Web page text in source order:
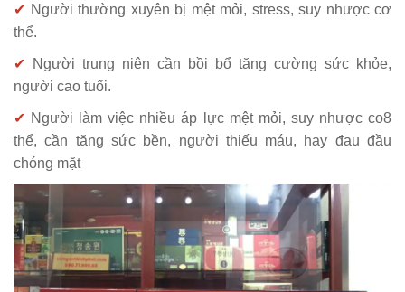
✔ Người thường xuyên bị mệt mỏi, stress, suy nhược cơ
thể.
✔
Người trung niên cần bồi bổ tăng cường sức khỏe,
người cao tuổi.
✔ Người làm việc nhiều áp lực mệt mỏi, suy nhược co8
thể, cần tăng sức bền, người thiếu máu, hay đau đầu
chóng mặt